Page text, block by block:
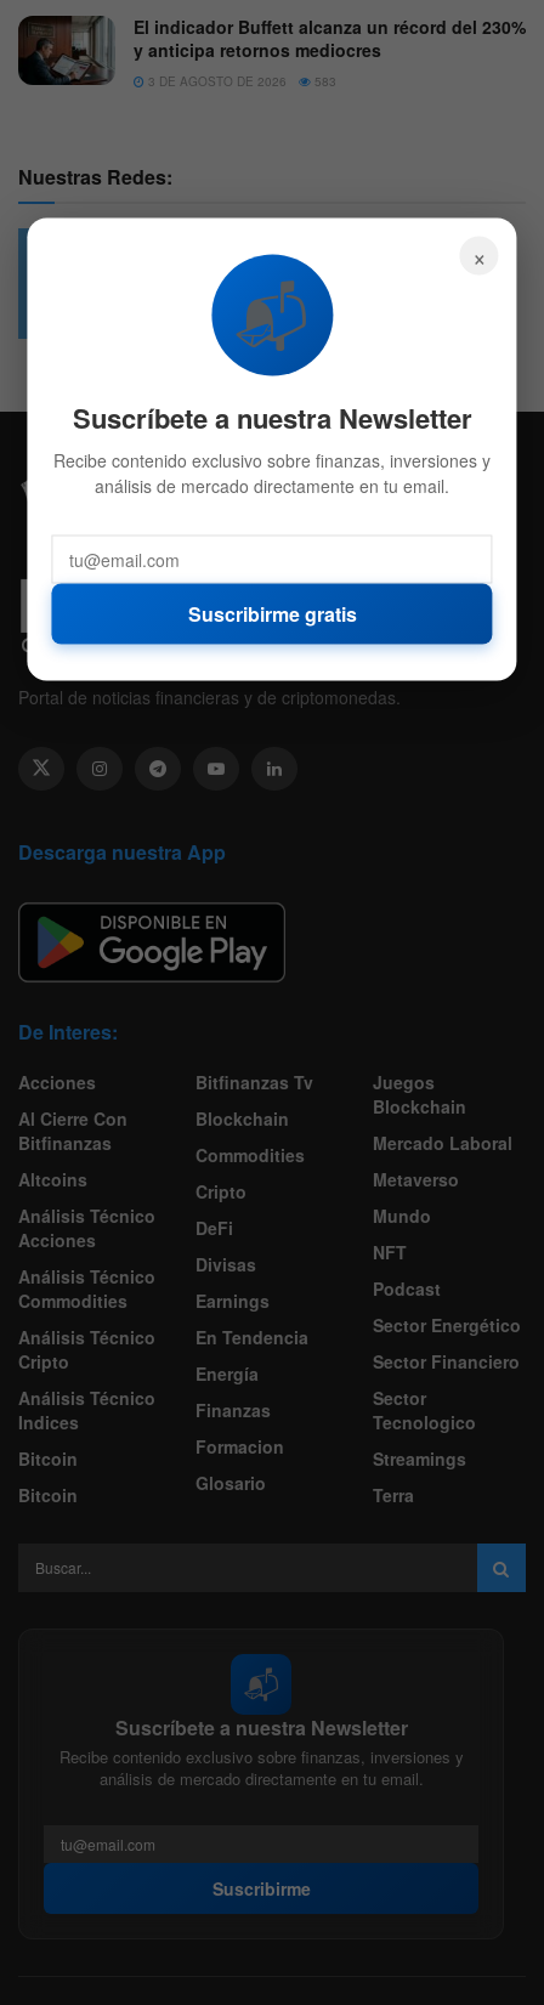
El indicador Buffett alcanza un récord del 230%
y anticipa retornos mediocres
3 DE AGOSTO DE 2026 583
Nuestras Redes:
4.7k
Followers
Portal de noticias financieras y de criptomonedas.
Descarga nuestra App
De Interes:
Acciones
Al Cierre Con
Bitfinanzas
Altcoins
Análisis Técnico
Acciones
Análisis Técnico
Commodities
Análisis Técnico
Cripto
Análisis Técnico
Indices
Bitcoin
Bitcoin
Bitfinanzas Tv
Blockchain
Commodities
Cripto
DeFi
Divisas
Earnings
En Tendencia
Energía
Finanzas
Formacion
Glosario
Juegos
Blockchain
Mercado Laboral
Metaverso
Mundo
NFT
Podcast
Sector Energético
Sector Financiero
Sector
Tecnologico
Streamings
Terra
📬
Suscríbete a nuestra Newsletter
Recibe contenido exclusivo sobre finanzas, inversiones y
análisis de mercado directamente en tu email.
Suscribirme
×
📬
Suscríbete a nuestra Newsletter
Recibe contenido exclusivo sobre finanzas, inversiones y
análisis de mercado directamente en tu email.
Suscribirme gratis